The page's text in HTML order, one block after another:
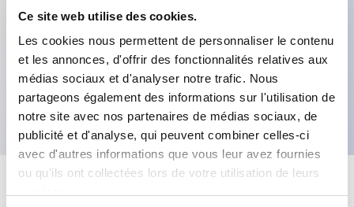
Ce site web utilise des cookies.
Les cookies nous permettent de personnaliser le contenu
et les annonces, d'offrir des fonctionnalités relatives aux
médias sociaux et d'analyser notre trafic. Nous
partageons également des informations sur l'utilisation de
notre site avec nos partenaires de médias sociaux, de
publicité et d'analyse, qui peuvent combiner celles-ci
avec d'autres informations que vous leur avez fournies
ou qu'ils ont collectées lors de votre utilisation de leurs
Fixation par regroupement possible
Le commutateur sélecteur avec clé adopte une
structure à goupille à cylindre haute sécurité
La structure de protection est IP65 (IEC60529)
Spécifications Tout développer+